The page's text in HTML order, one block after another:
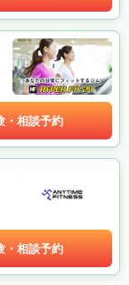
・相談予約
・相談予約